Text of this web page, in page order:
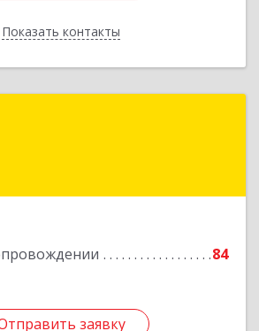
Показать контакты
Назад
84
заявку
обл, Кировский р-н,
заявку